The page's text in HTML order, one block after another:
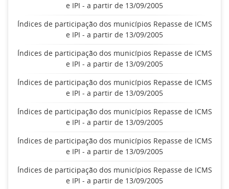
e IPI - a partir de 13/09/2005
Índices de participação dos municípios Repasse de ICMS
e IPI - a partir de 13/09/2005
Índices de participação dos municípios Repasse de ICMS
e IPI - a partir de 13/09/2005
Índices de participação dos municípios Repasse de ICMS
e IPI - a partir de 13/09/2005
Índices de participação dos municípios Repasse de ICMS
e IPI - a partir de 13/09/2005
Índices de participação dos municípios Repasse de ICMS
e IPI - a partir de 13/09/2005
Índices de participação dos municípios Repasse de ICMS
e IPI - a partir de 13/09/2005